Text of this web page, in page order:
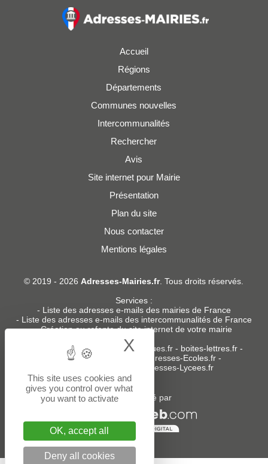
Accueil
Régions
Départements
Communes nouvelles
Intercommunalités
Rechercher
Avis
Site internet pour Mairie
Présentation
Plan du site
Nous contacter
Mentions légales
© 2019 - 2026Adresses-Mairies.fr. Tous droits réservés.
Services :
- Liste des adresses e-mails des mairies de France
- Liste des adresses e-mails des intercommunalités de France
-Création ou refonte du site internet de votre mairie
Sites partenaires: donneespubliques.fr - boites-lettres.fr -
bureaux.boites-lettres.fr
Adresses-Ecoles.fr -
Adresses-Lycees.fr
Un service édité par
This site uses cookies and
gives you control over what
you want to activate
OK, accept all
Deny all cookies
X Hide cookie